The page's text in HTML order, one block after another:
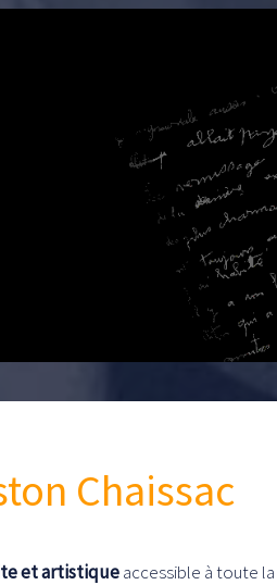
Chaissac
et artistiqueaccessible à toute